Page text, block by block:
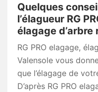
Quelques
l’élagueur RG
élagage d’arbre
RG PRO elagage,
Valensole vous
que l’élagage de
D’après RG PRO